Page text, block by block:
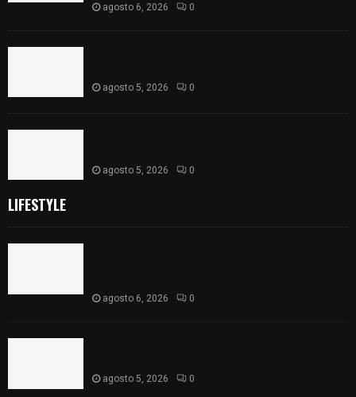
agosto 6, 2026 0
agosto 5, 2026 0
agosto 5, 2026 0
LIFESTYLE
agosto 6, 2026 0
agosto 5, 2026 0